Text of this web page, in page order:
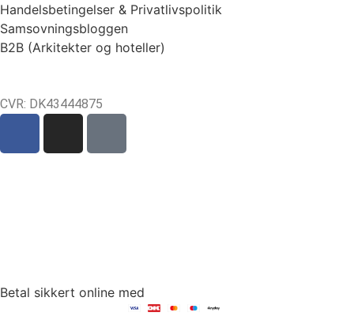
Handelsbetingelser & Privatlivspolitik
Samsovningsbloggen
B2B (Arkitekter og hoteller)
CVR: DK43444875
Betal sikkert online med